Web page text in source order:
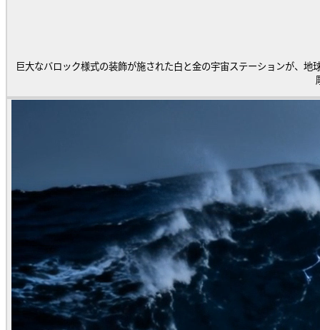
巨大なバロック様式の装飾が施された白と金の宇宙ステーションが、